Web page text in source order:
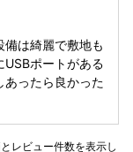
は綺麗で敷地も
あったら良かった
レビュー件数を表示し